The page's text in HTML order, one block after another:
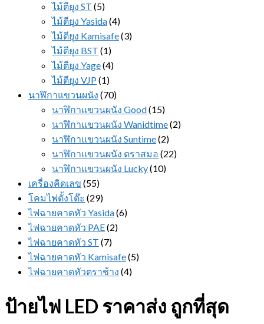
ไม้ตียุง ST (5)
ไม้ตียุง Yasida(4)
ไม้ตียุง Kamisafe(3)
ไม้ตียุง BST (1)
ไม้ตียุง Yage(4)
ไม้ตียุง VJP (1)
นาฬิกาแขวนผนัง (70)
นาฬิกาแขวนผนัง Good(15)
นาฬิกาแขวนผนัง Wanidtime(2)
นาฬิกาแขวนผนัง Suntime(2)
นาฬิกาแขวนผนัง ตราสมอ (22)
นาฬิกาแขวนผนัง Lucky(10)
เครื่องคิดเลข (55)
โคมไฟตั้งโต๊ะ (29)
ไฟฉายคาดหัว Yasida(6)
ไฟฉายคาดหัว PAE(2)
ไฟฉายคาดหัว ST (7)
ไฟฉายคาดหัว Kamisafe(5)
ไฟฉายคาดหัวตราช้าง (4)
ป้ายไฟ LED ราคาส่ง ถูกที่สุด